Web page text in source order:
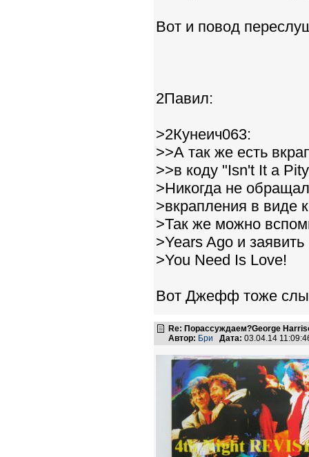
Вот и повод
2Павил:
>2Кунеич063:
>>А так же есть
>>в коду "Isn't It a
>Никогда не
>вкрапления в виде
>Так же можно
>Years Ago и
>You Need Is Love!
Вот Джефф тоже
Re: Порассуждаем?George
Автор: Бри Дата: 03.04.14